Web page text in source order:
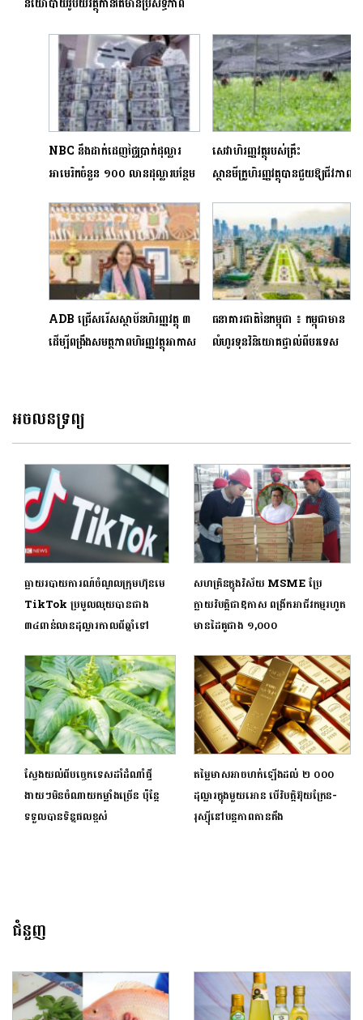
NBC នឹងដាក់ដេញថ្លៃប្រាក់ដុល្លារ
អាមេរិកចំនួន ១០០ លានដុល្លារបន្ថែម
សេវាហិរញ្ញវត្ថុរបស់គ្រឹះ
ស្ថានមីក្រូហិរញ្ញវត្ថុបានជួយឱ្យជីវភាព
ADB ជ្រើសរើសស្ថាប័នហិរញ្ញវត្ថុ ៣
ដើម្បីពង្រឹងសមត្ថភាពហិរញ្ញវត្ថុអាកាស
ធនាគារជាតិនៃកម្ពុជា ៖ កម្ពុជាមាន
លំហូរទុនវិនិយោគផ្ទាល់ពីបរទេស
អចលនទ្រព្យ
ធ្លាយរបាយការណ៍ចំណូលក្រុមហ៊ុនមេ
TikTok ប្រមូលលុយបានជាង
៣៤ពាន់លានដុល្លារកាលពីឆ្នាំទៅ
សហគ្រិនក្នុងវិស័យ MSME ប្រែ
ក្លាយវិបត្តិជាឱកាស ពង្រីកអាជីវកម្មរហូត
មានដៃគូជាង ១,០០០
ស្វែងយល់ពីបច្ចេកទេសដាំដំណាំផ្ទី
ងាយៗមិនចំណាយកម្លាំងច្រើន ប៉ុន្តែ
ទទួលបានទិន្នផលខ្ពស់
តម្លៃមាសអាចហក់ឡើងដល់ ២ ០០០
ដុល្លារក្នុងមួយអោន បើវិបត្តិអ៊ុយក្រែន-
រុស្ស៊ីនៅបន្តភាពតានតឹង
ជំនួញ